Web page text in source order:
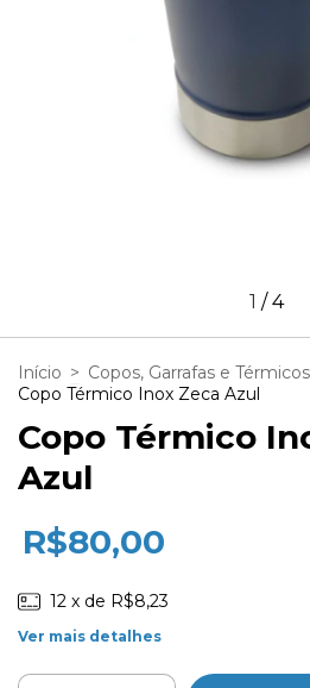
1 /4
Início > Copos, Garrafas e Térmicos
Copo Térmico Inox Zeca Azul
Copo Térmico
Azul
R$80,00
12 x de R$8,23
Ver mais detalhes